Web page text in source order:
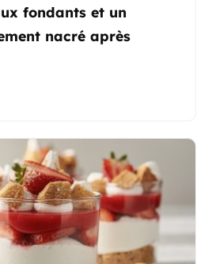
fondants et un
nacré après